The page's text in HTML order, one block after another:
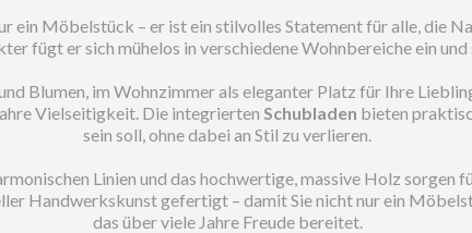
ein Möbelstück – er ist ein stilvolles Statement für alle, die
fügt er sich mühelos in verschiedene Wohnbereiche ein
Blumen, im Wohnzimmer als eleganter Platz für Ihre
Vielseitigkeit. Die integrierten Schubladen bieten
sein soll, ohne dabei an Stil zu verlieren.
Linien und das hochwertige, massive Holz sorgen
Handwerkskunst gefertigt – damit Sie nicht nur ein
das über viele Jahre Freude bereitet.